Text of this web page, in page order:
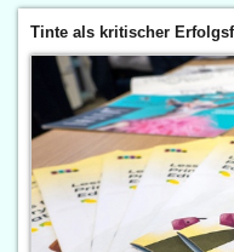
Tinte als kritischer